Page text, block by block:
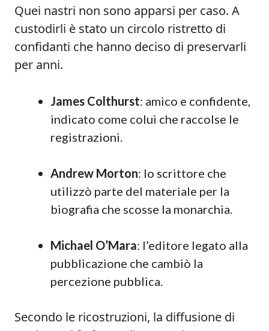
Quei nastri non sono apparsi per caso. A
custodirli è stato un circolo ristretto di
confidanti che hanno deciso di preservarli
per anni.
James Colthurst: amico e confidente,
indicato come colui che raccolse le
registrazioni.
Andrew Morton: lo scrittore che
utilizzò parte del materiale per la
biografia che scosse la monarchia.
Michael O’Mara: l’editore legato alla
pubblicazione che cambiò la
percezione pubblica.
Secondo le ricostruzioni, la diffusione di